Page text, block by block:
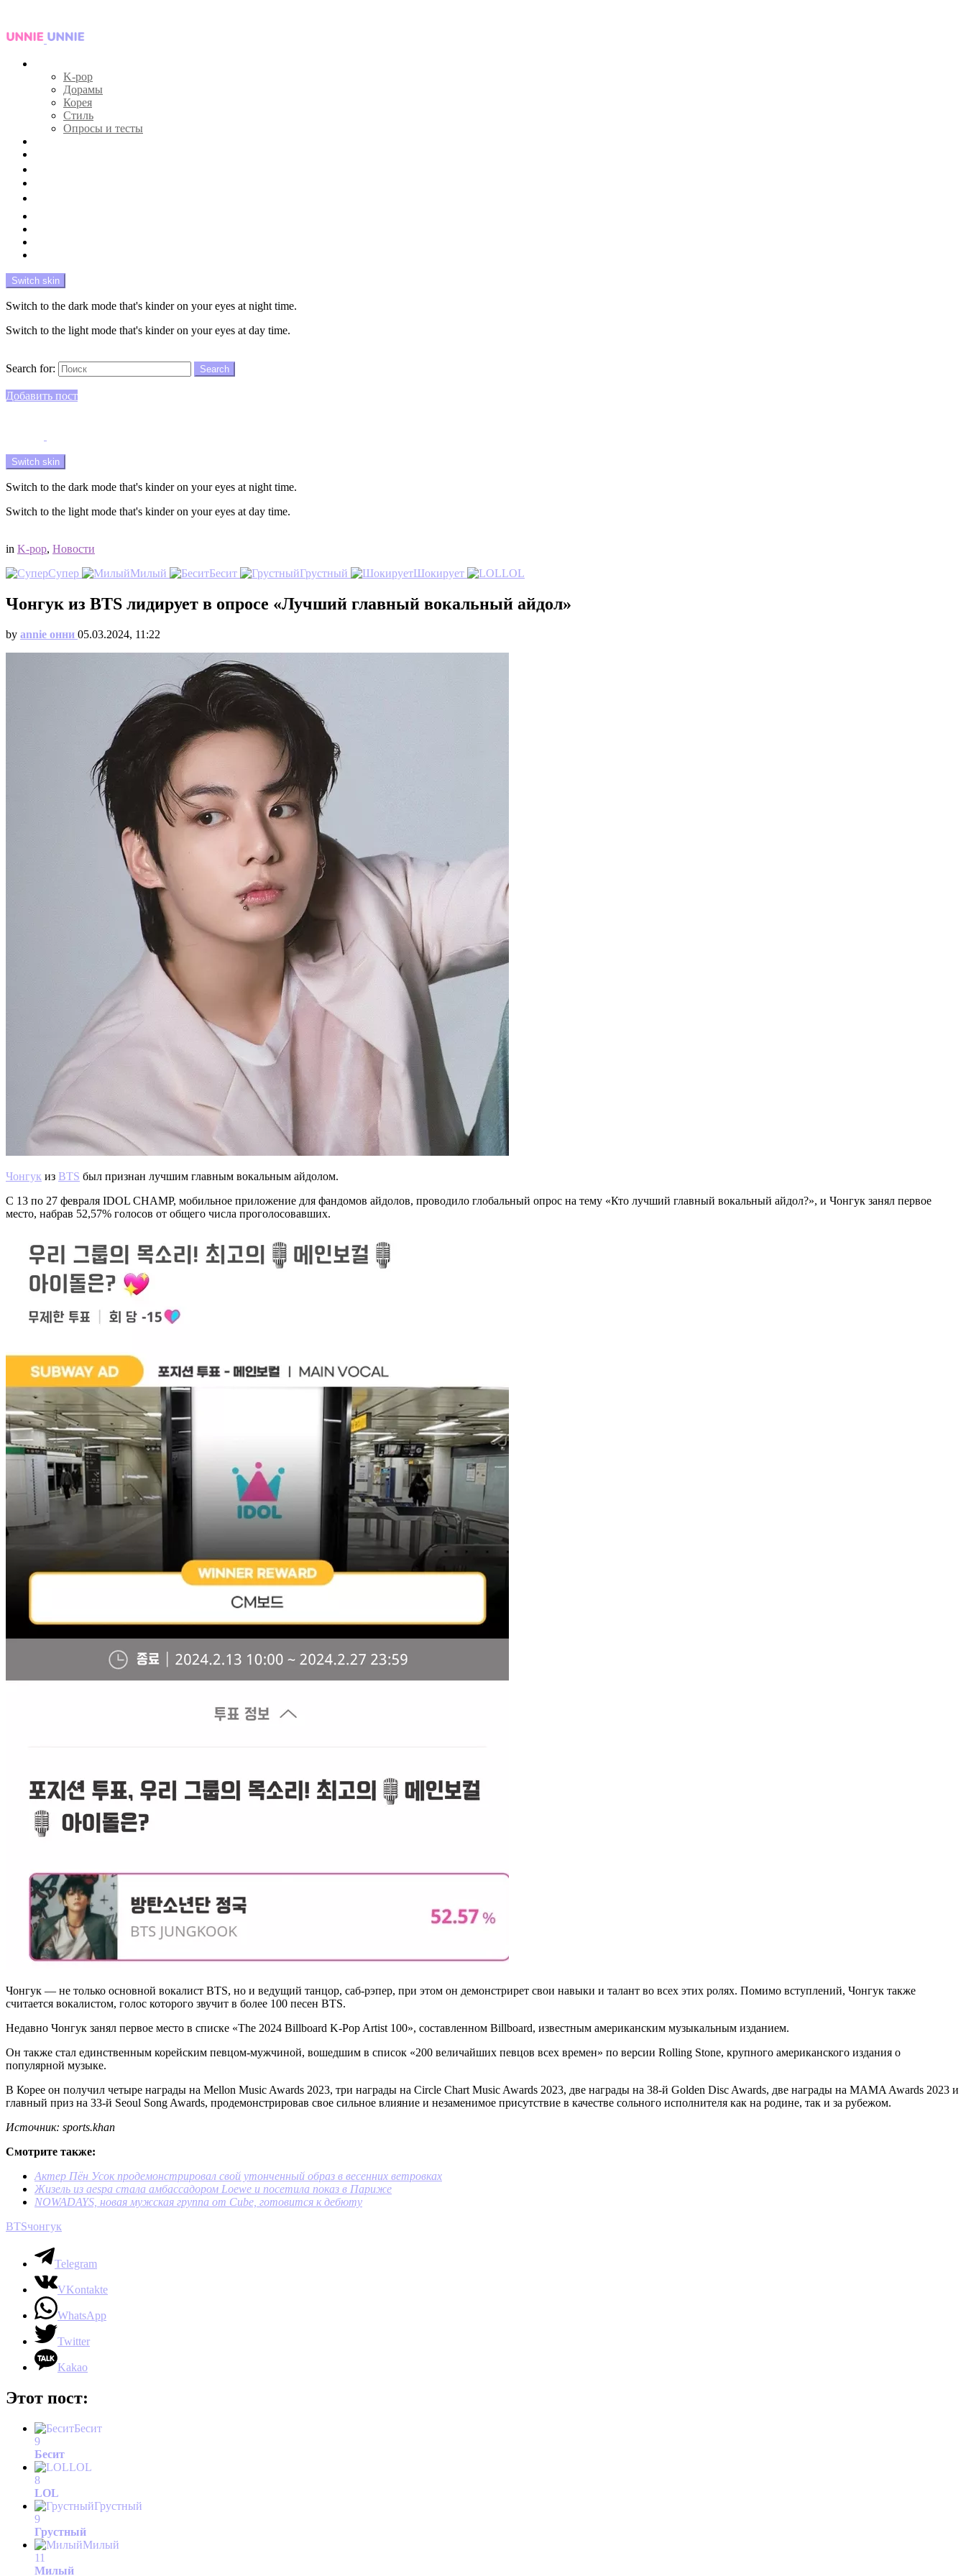
K-pop
Дорамы
Корея
Стиль
Опросы и тесты
Switch skin
Switch to the dark mode that's kinder on your eyes at night time.
Switch to the light mode that's kinder on your eyes at day time.
Search for:
Search
Добавить пост
Switch skin
Switch to the dark mode that's kinder on your eyes at night time.
Switch to the light mode that's kinder on your eyes at day time.
in K-pop, Новости
Супер
Милый Бесит Грустный Шокирует LOL
Чонгук из BTS лидирует в опросе «Лучший главный вокальный айдол»
by annie онни 05.03.2024, 11:22
Чонгук из BTS был признан лучшим главным вокальным айдолом.
С 13 по 27 февраля IDOL CHAMP, мобильное приложение для фандомов айдолов, проводило глобальный опрос на тему «Кто лучший главный вокальный айдол?», и Чонгук занял первое
место, набрав 52,57% голосов от общего числа проголосовавших.
Чонгук — не только основной вокалист BTS, но и ведущий танцор, саб-рэпер, при этом он демонстрирет свои навыки и талант во всех этих ролях. Помимо вступлений, Чонгук также
считается вокалистом, голос которого звучит в более 100 песен BTS.
Недавно Чонгук занял первое место в списке «The 2024 Billboard K-Pop Artist 100», составленном Billboard, известным американским музыкальным изданием.
Он также стал единственным корейским певцом-мужчиной, вошедшим в список «200 величайших певцов всех времен» по версии Rolling Stone, крупного американского издания о
популярной музыке.
В Корее он получил четыре награды на Mellon Music Awards 2023, три награды на Circle Chart Music Awards 2023, две награды на 38-й Golden Disc Awards, две награды на MAMA Awards 2023 и
главный приз на 33-й Seoul Song Awards, продемонстрировав свое сильное влияние и незаменимое присутствие в качестве сольного исполнителя как на родине, так и за рубежом.
Источник: sports.khan
Смотрите также:
Актер Пён Усок продемонстрировал свой утонченный образ в весенних ветровках
Жизель из aespa стала амбассадором Loewe и посетила показ в Париже
NOWADAYS, новая мужская группа от Cube, готовится к дебюту
BTSчонгук
Telegram
VKontakte
WhatsApp
Twitter
Kakao
Этот пост:
Бесит
9
Бесит
LOL
8
LOL
Грустный
9
Грустный
Милый
11
Милый